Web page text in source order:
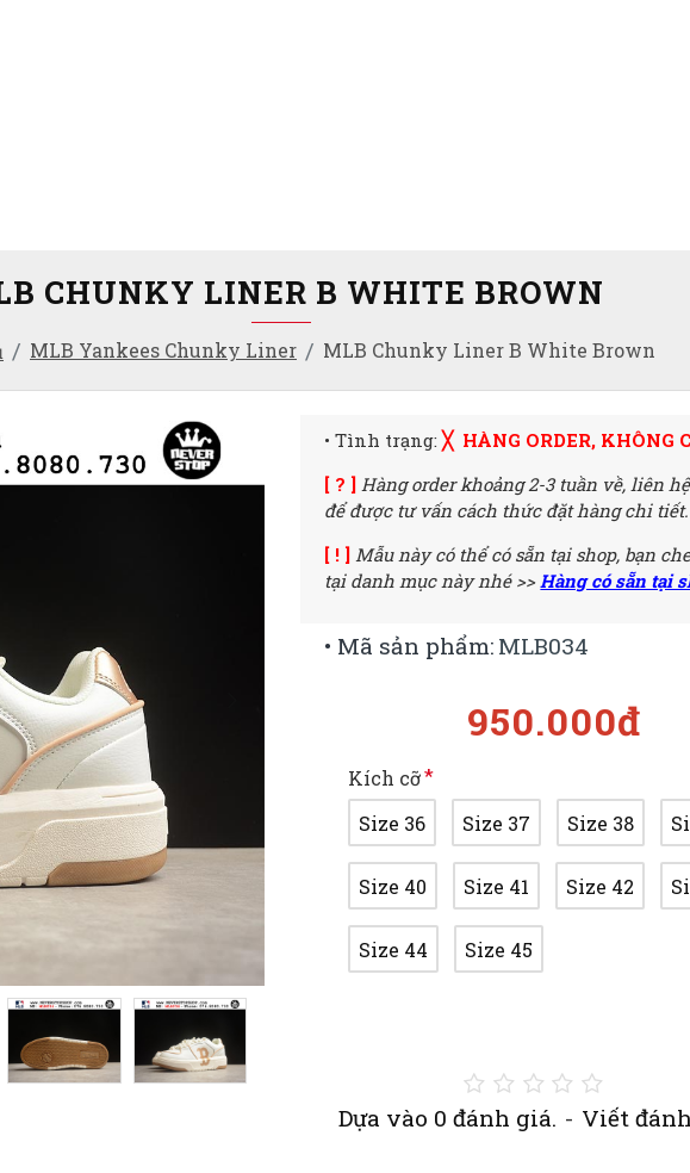
MLB Yankees Chunky Liner MLB Chunky Liner B White Brown
CHUNKY LINER B WHITE BROWN
Dựa vào 0 đánh giá. - Viết
950.000đ
• Mã sản phẩm: MLB034
Kích cỡ
Size 36
Size 37 Size 38
Size 40 Size 41 Size 42
Size 44 Size 45
• Tình trạng:╳ HÀNG ORDER, KHÔNG
[ ? ] Hàng order khoảng 2-3 tuần về,liên
để được tư vấn cách thức đặt hàng chi tiết.
[ ! ] Mẫu này có thể có sẵn tại shop, bạn
tại danh mục này nhé >>Hàng có sẵn tại